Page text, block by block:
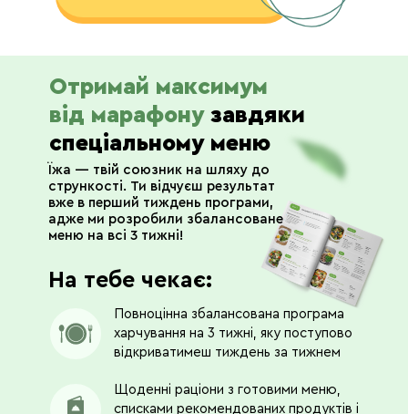
На тебе чекає:
Повноцінна збалансована програма
харчування на 3 тижні, яку поступово
відкриватимеш тиждень за тижнем
Щоденні раціони з готовими меню,
списками рекомендованих продуктів і
Їжа — твій союзник на шляху до
стрункості. Ти відчуєш результат
вже в перший тиждень програми,
адже ми розробили збалансоване
меню на всі 3 тижні!
Отримай максимум
від марафону завдяки
спеціальному меню